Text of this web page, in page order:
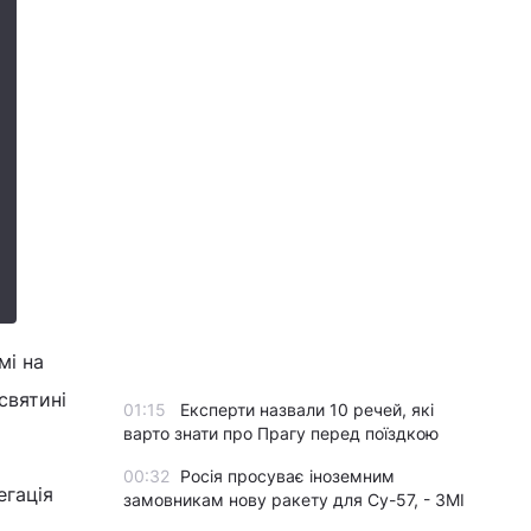
на
01:15
Експерти назвали 10 речей, які
варто знати про Прагу перед поїздкою
00:32
Росія просуває іноземним
замовникам нову ракету для Су-57, - ЗМІ